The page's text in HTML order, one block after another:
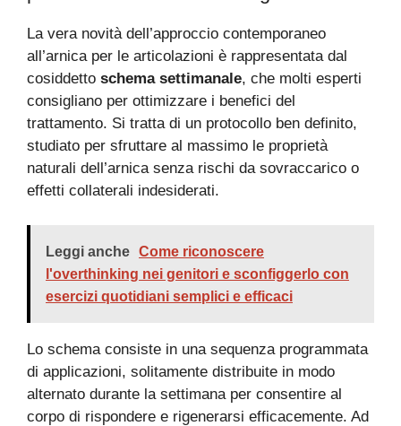
La vera novità dell’approccio contemporaneo
all’arnica per le articolazioni è rappresentata dal
cosiddetto schema settimanale, che molti esperti
consigliano per ottimizzare i benefici del
trattamento. Si tratta di un protocollo ben definito,
studiato per sfruttare al massimo le proprietà
naturali dell’arnica senza rischi da sovraccarico o
effetti collaterali indesiderati.
Leggi anche Come riconoscere
l'overthinking nei genitori e sconfiggerlo con
esercizi quotidiani semplici e efficaci
Lo schema consiste in una sequenza programmata
di applicazioni, solitamente distribuite in modo
alternato durante la settimana per consentire al
corpo di rispondere e rigenerarsi efficacemente. Ad